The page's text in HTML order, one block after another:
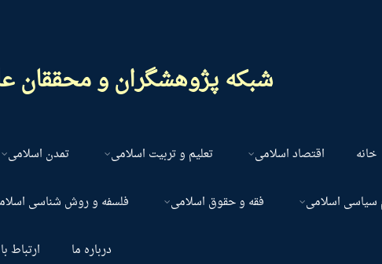
شبکه پژوهشگران و محققان
خانه اقتصاد اسلامی تعلیم و تربیت اسلامی تمدن اسلامی
سیاسی اسلامی فقه و حقوق اسلامی فلسفه و روش شناسی
درباره ما ارتباط